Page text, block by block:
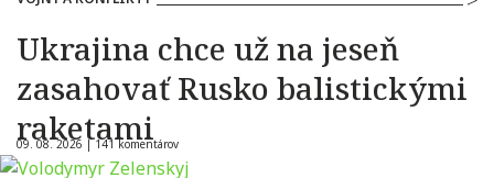
Ukrajina chce už na jeseň
zasahovať Rusko balistickými
raketami
09. 08. 2026 |141 komentárov